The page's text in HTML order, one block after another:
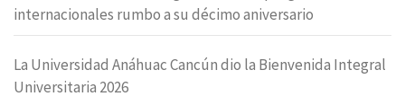
internacionales rumbo a su décimo aniversario
La Universidad Anáhuac Cancún dio la Bienvenida Integral
Universitaria 2026